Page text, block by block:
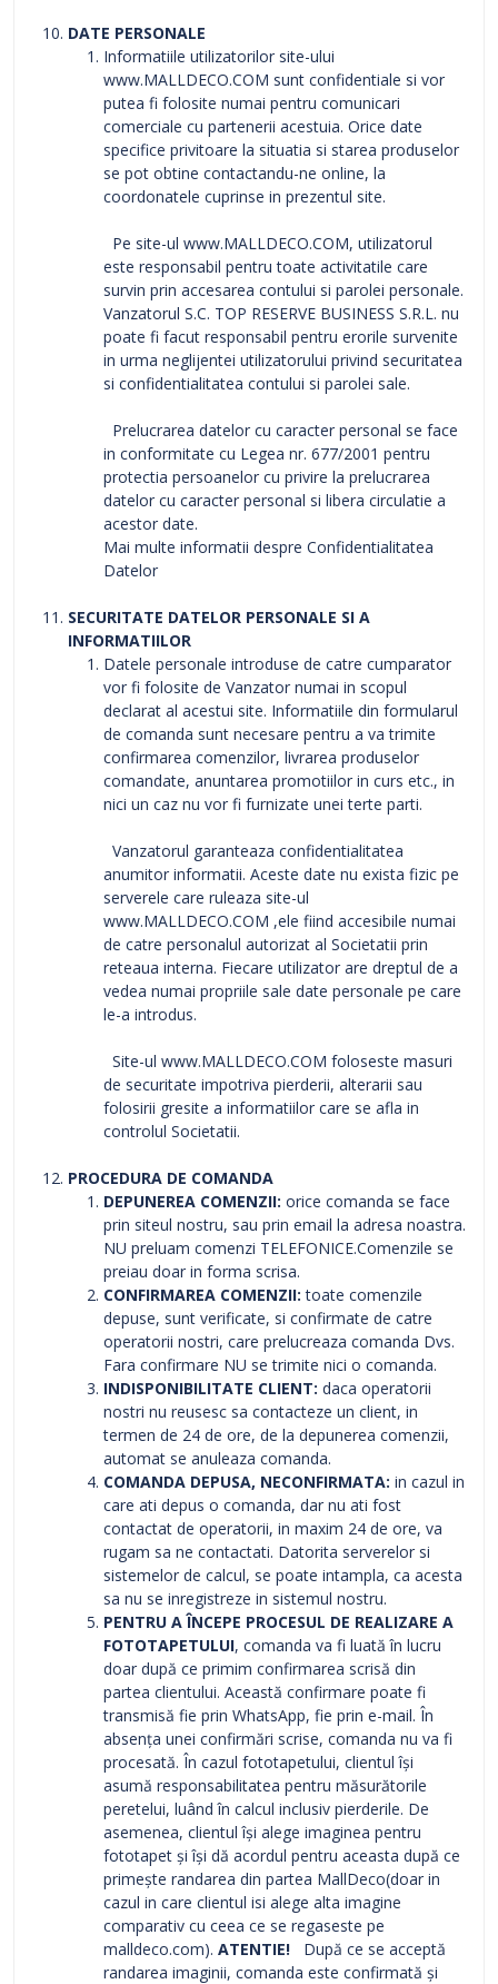
DATE PERSONALE
Informatiile utilizatorilor site-ului
www.MALLDECO.COM sunt confidentiale si vor
putea fi folosite numai pentru comunicari
comerciale cu partenerii acestuia. Orice date
specifice privitoare la situatia si starea produselor
se pot obtine contactandu-ne online, la
coordonatele cuprinse in prezentul site.
Pe site-ul www.MALLDECO.COM, utilizatorul
este responsabil pentru toate activitatile care
survin prin accesarea contului si parolei personale.
Vanzatorul S.C. TOP RESERVE BUSINESS S.R.L. nu
poate fi facut responsabil pentru erorile survenite
in urma neglijentei utilizatorului privind securitatea
si confidentialitatea contului si parolei sale.
Prelucrarea datelor cu caracter personal se face
in conformitate cu Legea nr. 677/2001 pentru
protectia persoanelor cu privire la prelucrarea
datelor cu caracter personal si libera circulatie a
acestor date.
Mai multe informatii despre Confidentialitatea
Datelor
SECURITATE DATELOR PERSONALE SI A
INFORMATIILOR
Datele personale introduse de catre cumparator
vor fi folosite de Vanzator numai in scopul
declarat al acestui site. Informatiile din formularul
de comanda sunt necesare pentru a va trimite
confirmarea comenzilor, livrarea produselor
comandate, anuntarea promotiilor in curs etc., in
nici un caz nu vor fi furnizate unei terte parti.
Vanzatorul garanteaza confidentialitatea
anumitor informatii. Aceste date nu exista fizic pe
serverele care ruleaza site-ul
www.MALLDECO.COM ,ele fiind accesibile numai
de catre personalul autorizat al Societatii prin
reteaua interna. Fiecare utilizator are dreptul de a
vedea numai propriile sale date personale pe care
le-a introdus.
Site-ul www.MALLDECO.COM foloseste masuri
de securitate impotriva pierderii, alterarii sau
folosirii gresite a informatiilor care se afla in
controlul Societatii.
PROCEDURA DE COMANDA
DEPUNEREA COMENZII: orice comanda se face
prin siteul nostru, sau prin email la adresa noastra.
NU preluam comenzi TELEFONICE.Comenzile se
preiau doar in forma scrisa.
CONFIRMAREA COMENZII: toate comenzile
depuse, sunt verificate, si confirmate de catre
operatorii nostri, care prelucreaza comanda Dvs.
Fara confirmare NU se trimite nici o comanda.
INDISPONIBILITATE CLIENT: daca operatorii
nostri nu reusesc sa contacteze un client, in
termen de 24 de ore, de la depunerea comenzii,
automat se anuleaza comanda.
COMANDA DEPUSA, NECONFIRMATA: in cazul in
care ati depus o comanda, dar nu ati fost
contactat de operatorii, in maxim 24 de ore, va
rugam sa ne contactati. Datorita serverelor si
sistemelor de calcul, se poate intampla, ca acesta
sa nu se inregistreze in sistemul nostru.
PENTRU A ÎNCEPE PROCESUL DE REALIZARE A
FOTOTAPETULUI, comanda va fi luată în lucru
doar după ce primim confirmarea scrisă din
partea clientului. Această confirmare poate fi
transmisă fie prin WhatsApp, fie prin e-mail. În
absența unei confirmări scrise, comanda nu va fi
procesată. În cazul fototapetului, clientul își
asumă responsabilitatea pentru măsurătorile
peretelui, luând în calcul inclusiv pierderile. De
asemenea, clientul își alege imaginea pentru
fototapet și își dă acordul pentru aceasta după ce
primește randarea din partea MallDeco(doar in
cazul in care clientul isi alege alta imagine
comparativ cu ceea ce se regaseste pe
malldeco.com). ATENTIE! După ce se acceptă
randarea imaginii, comanda este confirmată și